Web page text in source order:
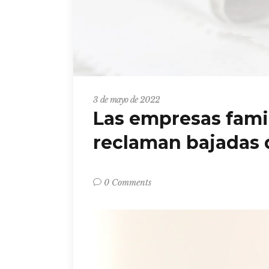
3 de mayo de 2022
Las empresas
reclaman bajadas
0 Comments